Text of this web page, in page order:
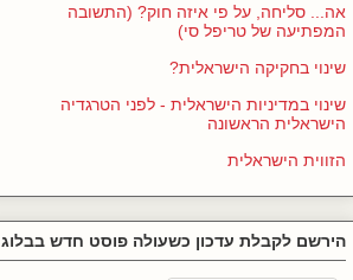
אה... סליחה, על פי איזה חוק? (התשובה
המפתיעה של טריפל סי)
שינוי בחקיקה הישראלית?
שינוי במדיניות הישראלית - לפני הטרגדיה
הישראלית הראשונה
הזווית הישראלית
הירשם לקבלת עדכון כשעולה פוסט חדש בבלוג